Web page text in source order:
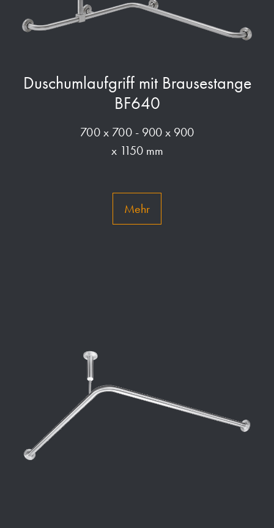
Duschumlaufgriff mit Brausestange
BF640
700 x 700 - 900 x 900
x 1150 mm
Mehr